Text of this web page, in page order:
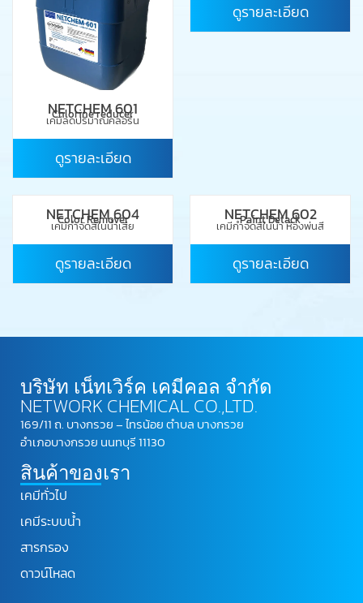
NETCHEM 601
Chlorine reducer
เคมีลดปริมาณคลอรีน
ดูรายละเอียด
ดูรายละเอียด
NETCHEM 604
Color Remover
เคมีกำจัดสีในน้ำเสีย
ดูรายละเอียด
NETCHEM 602
Paint Detack
เคมีกำจัดสีในน้ำ ห้องพ่นสี
ดูรายละเอียด
บริษัท เน็ทเวิร์ค เคมีคอล จำกัด
NETWORK CHEMICAL CO.,LTD.
169/11 ถ. บางกรวย – ไทรน้อย ตำบล บางกรวย
อำเภอบางกรวย นนทบุรี 11130
สินค้าของเรา
เคมีทั่วไป
เคมีระบบน้ำ
สารกรอง
ดาวน์โหลด